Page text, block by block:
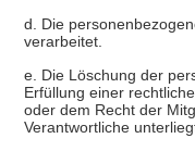
d. Die
verarbeitet.
e. Die Löschung der
Erfüllung einer
oder dem Recht der
Verantwortliche